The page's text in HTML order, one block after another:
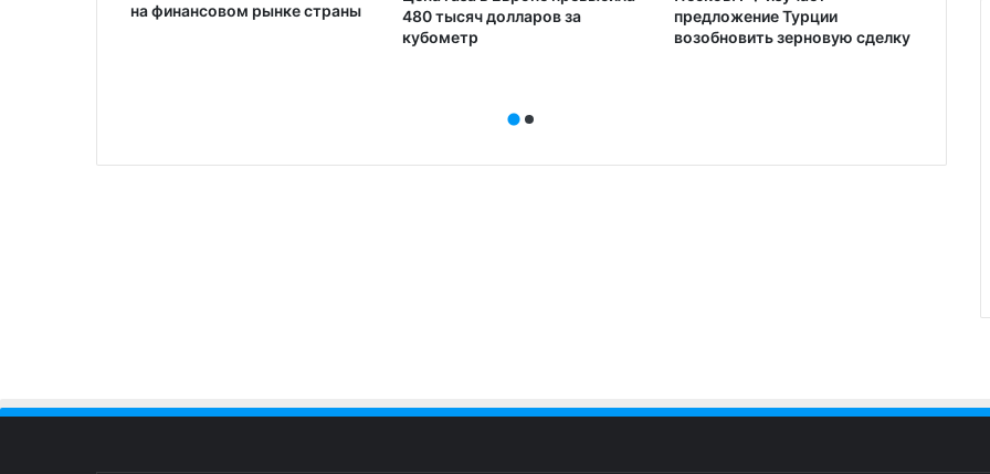
на финансовом рынке страны
480 тысяч долларов за
кубометр
предложение Турции
возобновить зерновую сделку